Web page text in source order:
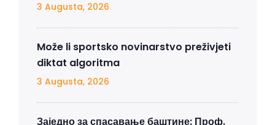
3 Augusta, 2026
Može li sportsko novinarstvo preživjeti
diktat algoritma
3 Augusta, 2026
Заједно за спасавање баштине: Проф.